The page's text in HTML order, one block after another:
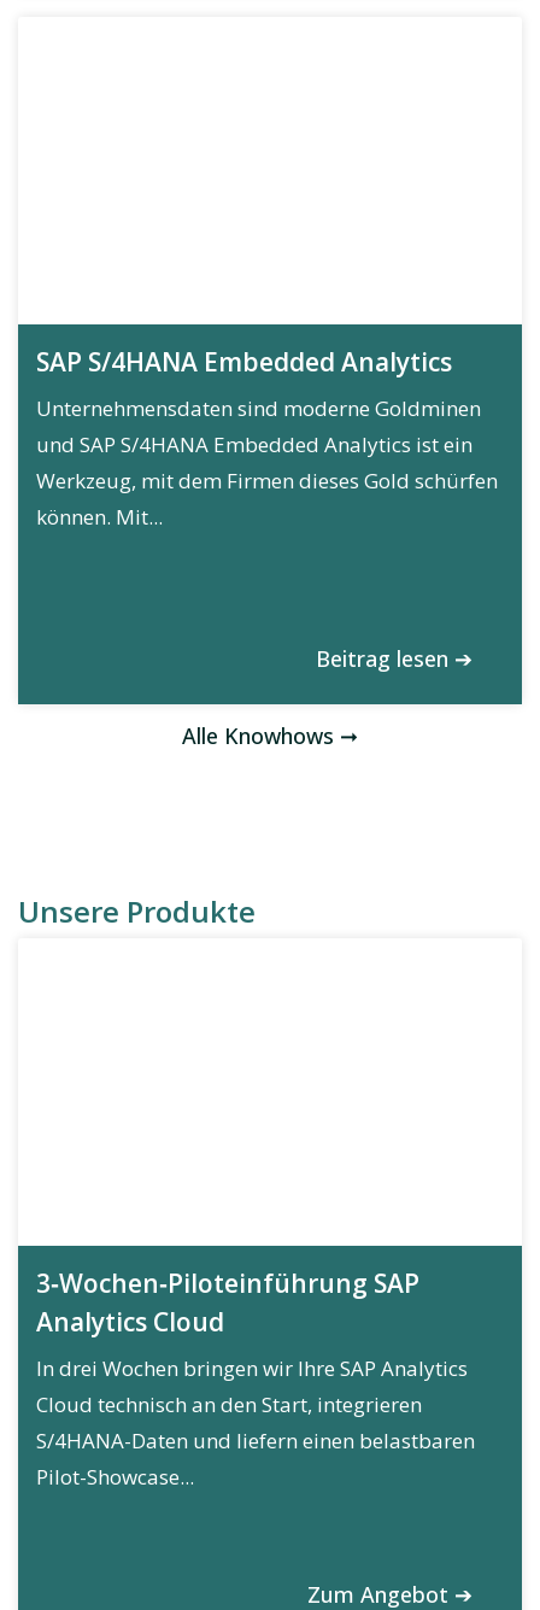
SAP S/4HANA Embedded Analytics
Unternehmensdaten sind moderne Goldminen
und SAP S/4HANA Embedded Analytics ist ein
Werkzeug, mit dem Firmen dieses Gold schürfen
können. Mit...
Beitrag lesen ➔
Alle Knowhows ➞
Unsere Produkte
3‑Wochen‑Piloteinführung SAP
Analytics Cloud
In drei Wochen bringen wir Ihre SAP Analytics
Cloud technisch an den Start, integrieren
S/4HANA-Daten und liefern einen belastbaren
Pilot-Showcase...
Zum Angebot ➔